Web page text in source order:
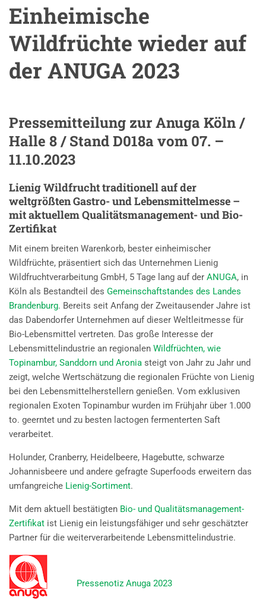
Einheimische
Wildfrüchte wieder auf
der ANUGA 2023
Pressemitteilung zur Anuga Köln /
Halle 8 / Stand D018a vom 07. –
11.10.2023
Lienig Wildfrucht traditionell auf der
weltgrößten Gastro- und Lebensmittelmesse –
mit aktuellem Qualitätsmanagement- und Bio-
Zertifikat
Mit einem breiten Warenkorb, bester einheimischer
Wildfrüchte, präsentiert sich das Unternehmen Lienig
Wildfruchtverarbeitung GmbH, 5 Tage lang auf der ANUGA, in
Köln als Bestandteil des Gemeinschaftstandes des Landes
Brandenburg. Bereits seit Anfang der Zweitausender Jahre ist
das Dabendorfer Unternehmen auf dieser Weltleitmesse für
Bio-Lebensmittel vertreten. Das große Interesse der
Lebensmittelindustrie an regionalen Wildfrüchten, wie
Topinambur, Sanddorn und Aronia steigt von Jahr zu Jahr und
zeigt, welche Wertschätzung die regionalen Früchte von Lienig
bei den Lebensmittelherstellern genießen. Vom exklusiven
regionalen Exoten Topinambur wurden im Frühjahr über 1.000
to. geerntet und zu besten lactogen fermenterten Saft
verarbeitet.
Holunder, Cranberry, Heidelbeere, Hagebutte, schwarze
Johannisbeere und andere gefragte Superfoods erweitern das
umfangreiche Lienig-Sortiment.
Mit dem aktuell bestätigten Bio- und Qualitätsmanagement-
Zertifikat ist Lienig ein leistungsfähiger und sehr geschätzter
Partner für die weiterverarbeitende Lebensmittelindustrie.
Pressenotiz Anuga 2023